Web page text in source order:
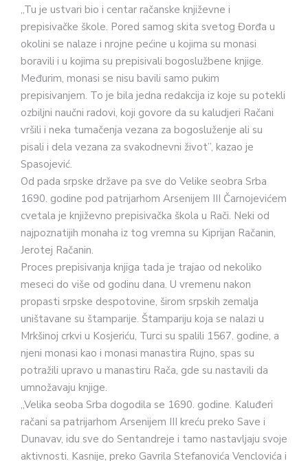
„Tu je ustvari bio i centar račanske književne i
prepisivačke škole. Pored samog skita svetog Đorđa u
okolini se nalaze i nrojne pećine u kojima su monasi
boravili i u kojima su prepisivali bogoslužbene knjige.
Međurim, monasi se nisu bavili samo pukim
prepisivanjem. To je bila jedna redakcija iz koje su potekli
ozbiljni naučni radovi, koji govore da su kaludjeri Račani
vršili i neka tumačenja vezana za bogosluženje ali su
pisali i dela vezana za svakodnevni život”, kazao je
Spasojević.
Od pada srpske države pa sve do Velike seobra Srba
1690. godine pod patrijarhom Arsenijem III Čarnojevićem
cvetala je književno prepisivačka škola u Rači. Neki od
najpoznatijih monaha iz tog vremna su Kiprijan Račanin,
Jerotej Račanin.
Proces prepisivanja knjiga tada je trajao od nekoliko
meseci do više od godinu dana. U vremenu nakon
propasti srpske despotovine, širom srpskih zemalja
uništavane su štamparije. Štampariju koja se nalazi u
Mrkšinoj crkvi u Kosjeriću, Turci su spalili 1567. godine, a
njeni monasi kao i monasi manastira Rujno, spas su
potražili upravo u manastiru Rača, gde su nastavili da
umnožavaju knjige.
„Velika seoba Srba dogodila se 1690. godine. Kaluđeri
račani sa patrijarhom Arsenijem III kreću preko Save i
Dunavav, idu sve do Sentandreje i tamo nastavljaju svoje
aktivnosti. Kasnije, preko Gavrila Stefanovića Venclovića i